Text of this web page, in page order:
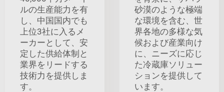
ルの生産能力を有
し、中国国内でも
上位3社に入るメ
ーカーとして、安
定した供給体制と
業界をリードする
技術力を提供しま
す。
砂漠のような極端
な環境を含む、世
界各地の多様な気
候および産業向け
に、ニーズに応じ
た冷蔵庫ソリュー
ションを提供して
います。